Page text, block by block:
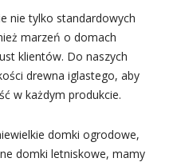
nie tylko standardowych
marzeń o domach
klientów. Do naszych
drewna iglastego, aby
w każdym produkcie.
domki ogrodowe,
domki letniskowe, mamy